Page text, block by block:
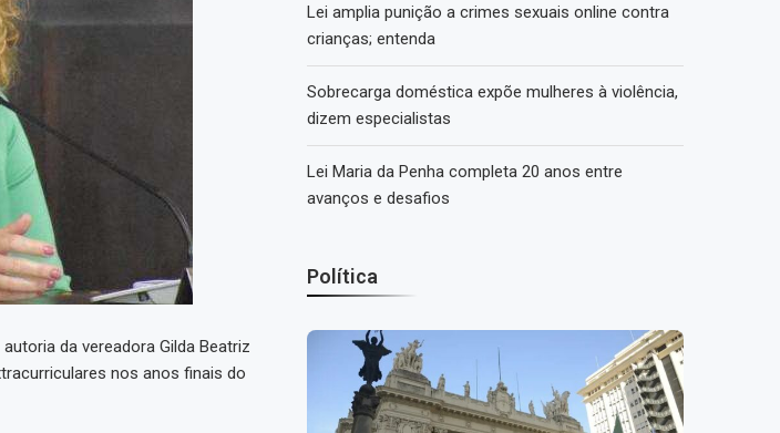
da vereadora Gilda Beatriz
nos anos finais do
Lei amplia punição a crimes sexuais online contra
crianças; entenda
Sobrecarga doméstica expõe mulheres à violência,
dizem especialistas
Lei Maria da Penha completa 20 anos entre
avanços e desafios
Política